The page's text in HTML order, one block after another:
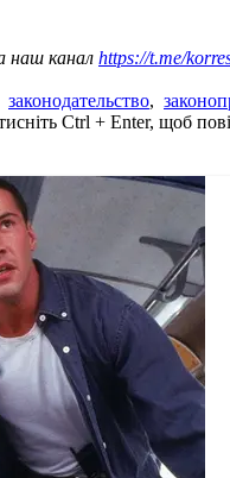
наш канал https://t.me/
законодательство,
Ctrl + Enter, щоб